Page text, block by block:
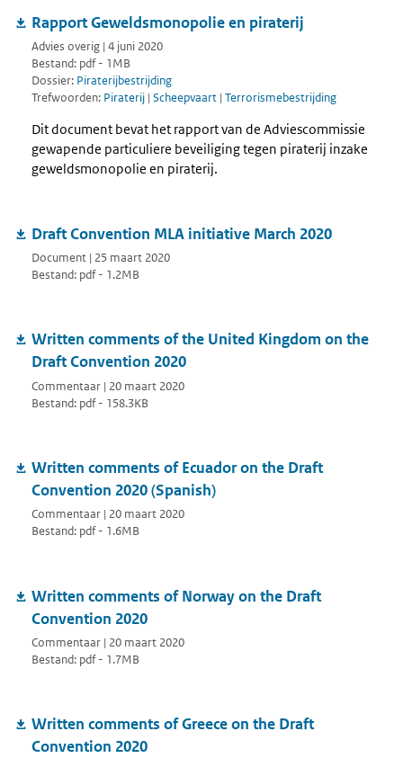
Rapport Geweldsmonopolie en piraterij
Advies overig | 4 juni 2020
Bestand: pdf - 1MB
Dossier: Piraterijbestrijding
Trefwoorden: Piraterij | Scheepvaart | Terrorismebestrijding
Dit document bevat het rapport van de Adviescommissie
gewapende particuliere beveiliging tegen piraterij inzake
geweldsmonopolie en piraterij.
Draft Convention MLA initiative March 2020
Document | 25 maart 2020
Bestand: pdf - 1.2MB
Written comments of the United Kingdom on the
Draft Convention 2020
Commentaar | 20 maart 2020
Bestand: pdf - 158.3KB
Written comments of Ecuador on the Draft
Convention 2020 (Spanish)
Commentaar | 20 maart 2020
Bestand: pdf - 1.6MB
Written comments of Norway on the Draft
Convention 2020
Commentaar | 20 maart 2020
Bestand: pdf - 1.7MB
Written comments of Greece on the Draft
Convention 2020